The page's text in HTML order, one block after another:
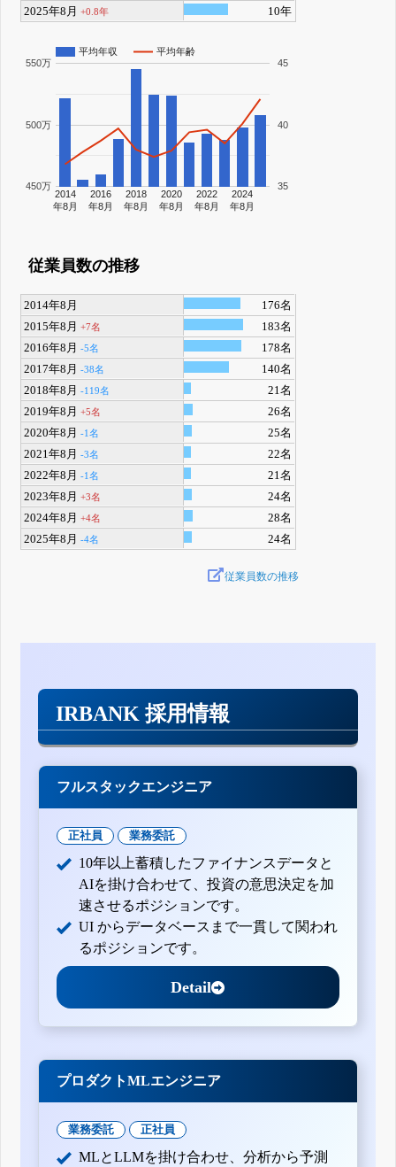
2025年8月+0.8年 10年
平均年収 平均年齢
2014
年8月
2016
年8月
2018
年8月
2020
年8月
2022
年8月
2024
年8月
450万
500万
550万
35
40
45
従業員数の推移
2014年8月
176名
2015年8月+7名
183名
2016年8月-5名
178名
2017年8月-38名
140名
2018年8月-119名
21名
2019年8月+5名
26名
2020年8月-1名
25名
2021年8月-3名
22名
2022年8月-1名
21名
2023年8月+3名
24名
2024年8月+4名
28名
2025年8月-4名 24名
従業員数の推移
IRBANK 採用情報
フルスタックエンジニア
正社員 業務委託
10年以上蓄積したファイナンスデータと
AIを掛け合わせて、投資の意思決定を加
速させるポジションです。
UI からデータベースまで一貫して関われ
るポジションです。
Detail
プロダクトMLエンジニア
業務委託 正社員
MLとLLMを掛け合わせ、分析から予測